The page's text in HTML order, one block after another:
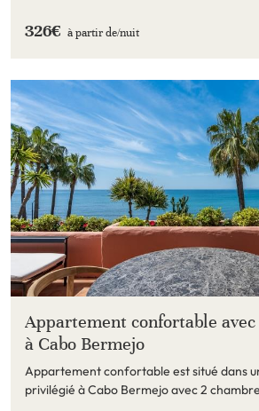
326€ à partir de/nuit
Appartement confortable
à Cabo Bermejo
Appartement confortable est situé dans
privilégié à Cabo Bermejo avec 2